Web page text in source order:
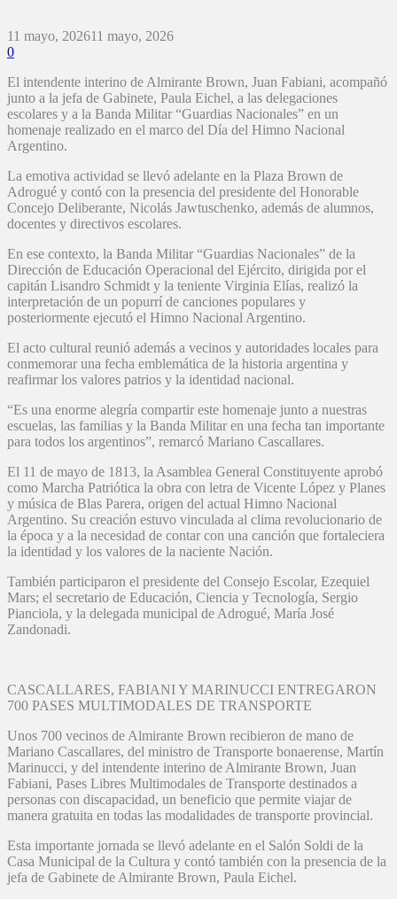
11 mayo, 202611 mayo, 2026
0
El intendente interino de Almirante Brown, Juan Fabiani, acompañó
junto a la jefa de Gabinete, Paula Eichel, a las delegaciones
escolares y a la Banda Militar “Guardias Nacionales” en un
homenaje realizado en el marco del Día del Himno Nacional
Argentino.
La emotiva actividad se llevó adelante en la Plaza Brown de
Adrogué y contó con la presencia del presidente del Honorable
Concejo Deliberante, Nicolás Jawtuschenko, además de alumnos,
docentes y directivos escolares.
En ese contexto, la Banda Militar “Guardias Nacionales” de la
Dirección de Educación Operacional del Ejército, dirigida por el
capitán Lisandro Schmidt y la teniente Virginia Elías, realizó la
interpretación de un popurrí de canciones populares y
posteriormente ejecutó el Himno Nacional Argentino.
El acto cultural reunió además a vecinos y autoridades locales para
conmemorar una fecha emblemática de la historia argentina y
reafirmar los valores patrios y la identidad nacional.
“Es una enorme alegría compartir este homenaje junto a nuestras
escuelas, las familias y la Banda Militar en una fecha tan importante
para todos los argentinos”, remarcó Mariano Cascallares.
El 11 de mayo de 1813, la Asamblea General Constituyente aprobó
como Marcha Patriótica la obra con letra de Vicente López y Planes
y música de Blas Parera, origen del actual Himno Nacional
Argentino. Su creación estuvo vinculada al clima revolucionario de
la época y a la necesidad de contar con una canción que fortaleciera
la identidad y los valores de la naciente Nación.
También participaron el presidente del Consejo Escolar, Ezequiel
Mars; el secretario de Educación, Ciencia y Tecnología, Sergio
Pianciola, y la delegada municipal de Adrogué, María José
Zandonadi.
CASCALLARES, FABIANI Y MARINUCCI ENTREGARON
700 PASES MULTIMODALES DE TRANSPORTE
Unos 700 vecinos de Almirante Brown recibieron de mano de
Mariano Cascallares, del ministro de Transporte bonaerense, Martín
Marinucci, y del intendente interino de Almirante Brown, Juan
Fabiani, Pases Libres Multimodales de Transporte destinados a
personas con discapacidad, un beneficio que permite viajar de
manera gratuita en todas las modalidades de transporte provincial.
Esta importante jornada se llevó adelante en el Salón Soldi de la
Casa Municipal de la Cultura y contó también con la presencia de la
jefa de Gabinete de Almirante Brown, Paula Eichel.